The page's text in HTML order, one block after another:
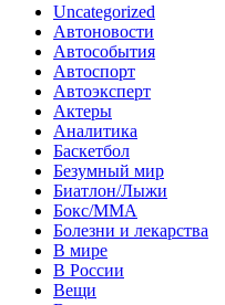
Uncategorized
Автоновости
Автособытия
Автоспорт
Автоэксперт
Актеры
Аналитика
Баскетбол
Безумный мир
Биатлон/Лыжи
Бокс/MMA
Болезни и лекарства
В мире
В России
Вещи